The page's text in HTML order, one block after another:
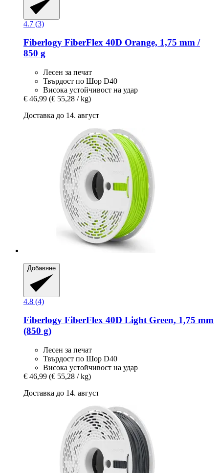
4.7 (3)
Fiberlogy FiberFlex 40D Orange, 1,75 mm /
850 g
Лесен за печат
Твърдост по Шор D40
Висока устойчивост на удар
€ 46,99 (€ 55,28 / kg)
Доставка до 14. август
Добавяне
4.8 (4)
Fiberlogy FiberFlex 40D Light Green, 1,75 mm
(850 g)
Лесен за печат
Твърдост по Шор D40
Висока устойчивост на удар
€ 46,99 (€ 55,28 / kg)
Доставка до 14. август